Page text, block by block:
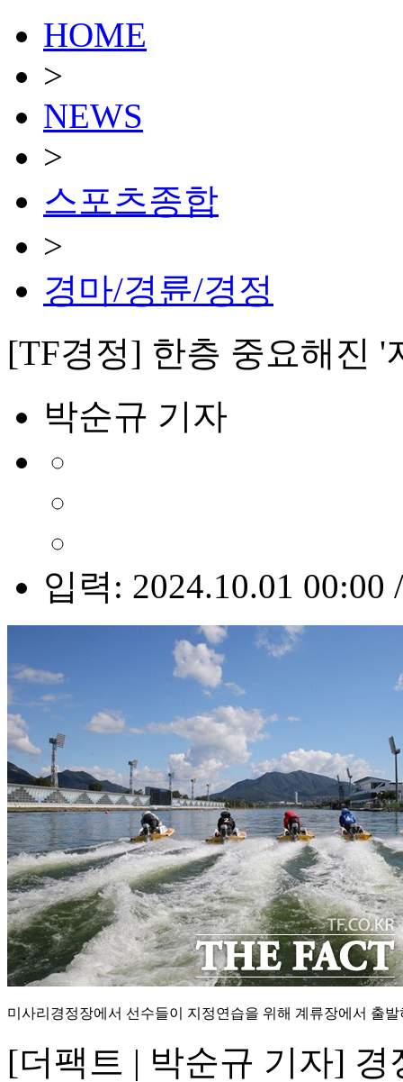
HOME
>
NEWS
>
스포츠종합
>
경마/경륜/경정
[TF경정] 한층 중요해진 '
박순규 기자
입력: 2024.10.01 00:00
미사리경정장에서 선수들이 지정연습을 위해 계류장에서 출
[더팩트 | 박순규 기자]